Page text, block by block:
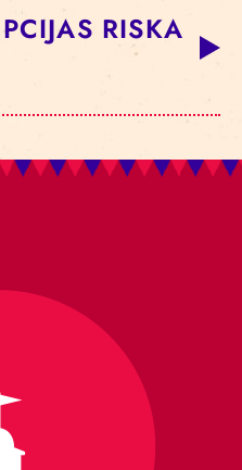
RISKA